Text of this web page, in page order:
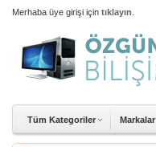
Merhaba üye girişi için tıklayın
Tüm Kategoriler Markalar